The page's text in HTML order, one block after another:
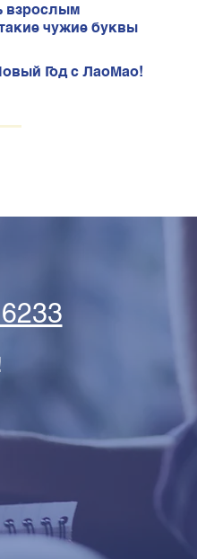
взрослым
чужие буквы
Год с ЛаоМао!